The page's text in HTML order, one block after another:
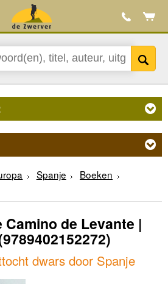
Spanje
Boeken
Camino de Levante |
dwars door Spanje